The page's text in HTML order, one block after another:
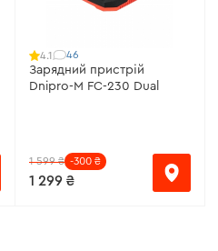
4.1 46
Зарядний пристрій
Dnipro-M FC-230 Dual
1 599 ₴ -300 ₴
1 299 ₴